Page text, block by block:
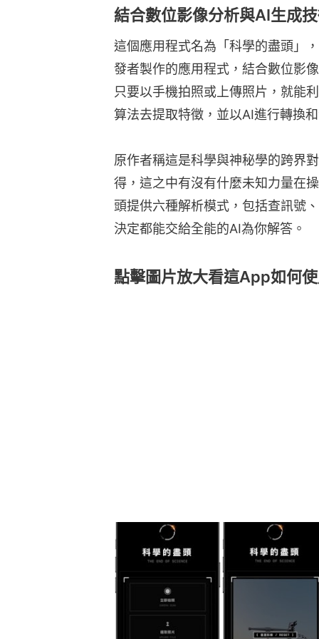
結合數位影像分析與AI生成
這個應用程式名為「科學的盡頭」
發者製作的應用程式，結合數位影
只要以手機拍照或上傳照片，就能
算法去提取特徵，並以AI進行轉換
原作者稱這是科學與神秘學的跨界
得，這之中有沒有什麼未知力量在
頭提供六種解析模式，包括查訊號
決定都能交給全能的AI為你解答。
點擊圖片放大看這App如何